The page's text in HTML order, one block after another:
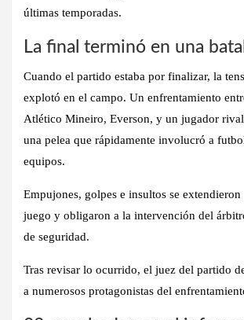
últimas temporadas.
La final terminó en una
Cuando el partido estaba por finalizar, la
explotó en el campo. Un enfrentamiento
Atlético Mineiro, Everson, y un jugador
una pelea que rápidamente involucró a
equipos.
Empujones, golpes e insultos se
juego y obligaron a la intervención del
de seguridad.
Tras revisar lo ocurrido, el juez del partido
a numerosos protagonistas del